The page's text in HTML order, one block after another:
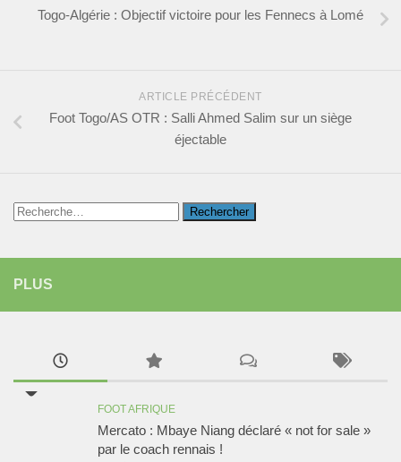
Togo-Algérie : Objectif victoire pour les Fennecs à Lomé
ARTICLE PRÉCÉDENT
Foot Togo/AS OTR : Salli Ahmed Salim sur un siège
éjectable
Rechercher :
PLUS
FOOT AFRIQUE
Mercato : Mbaye Niang déclaré « not for sale »
par le coach rennais !